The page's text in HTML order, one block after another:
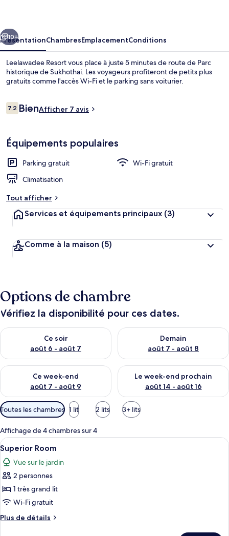
Enceinte de l’hébergement
Suivant
10+
PrésentationChambresEmplacementConditions
Leelawadee Resort vous place à juste 5 minutes de route de Parc
historique de Sukhothai. Les voyageurs profiteront de petits plus
gratuits comme l'accès Wi-Fi et le parking sans voiturier.
Avis
voyageurs
7,27,2 sur 10
BienAfficher 7 avis
Équipements populaires
Parking gratuit
Wi-Fi gratuit
Climatisation
Tout afficher
Services et équipements principaux (3)
Comme à la maison (5)
Options de chambre
Vérifiez la disponibilité pour ces dates.
Ce soir
août 6 - août 7
Vérifier la disponibilité pour ce soir août 6 - août 7
Demain
août 7 - août 8
Vérifier la disponibilité pour
Ce week-end
août 7 - août 9
Vérifier la disponibilité pour ce week-end août 7 - août 9
Le week-end prochain
août 14 - août 16
Vérifier la disponibilité pour
Filtres
disponibles
pour
les
chambres
Toutes les chambres 1 lit 2 lits 3+ lits
Affichage de 4 chambres sur 4
Afficher
toutes
les
photos
pour
ce
type
de
Un lit bien fait, avec du linge de lit
1
Superior Room
Vue sur le jardin
2 personnes
1 très grand lit
Wi-Fi gratuit
Plus de détails
Plus